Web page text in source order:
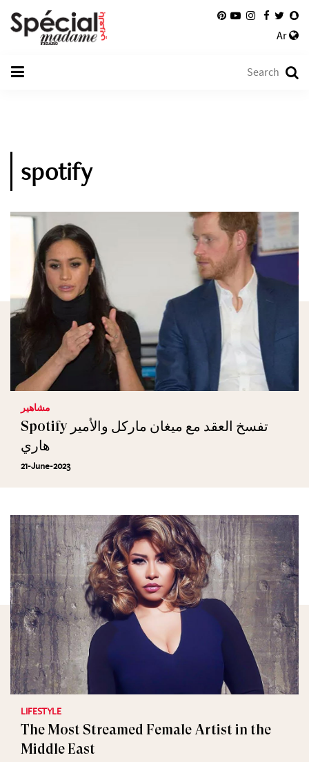
Ar
spotify
مشاهير
Spotify تفسخ العقد مع ميغان ماركل والأمير
هاري
21-June-2023
LIFESTYLE
The Most Streamed Female Artist in the
Middle East